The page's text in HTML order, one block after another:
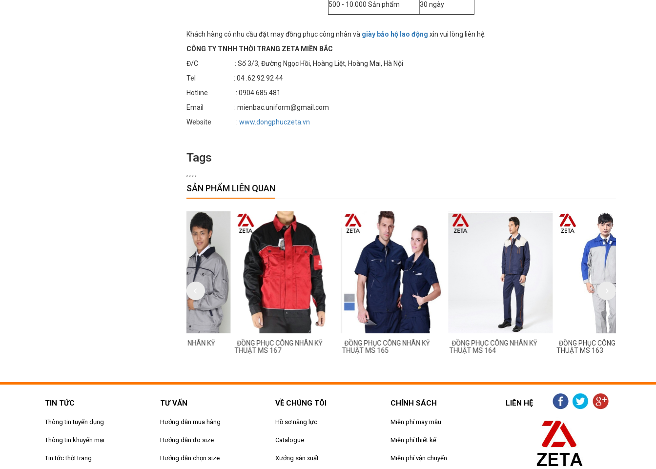
500 - 10.000 Sản phẩm
30 ngày
Khách hàng có nhu cầu đặt may đồng phục công nhân và giày bảo hộ lao động xin vui lòng liên hệ.
CÔNG TY TNHH THỜI TRANG ZETA MIỀN BẮC
Đ/C : Số 3/3, Đường Ngọc Hồi, Hoàng Liệt, Hoàng Mai, Hà Nội
Tel : 04 .62 92 92 44
Hotline : 0904.685.481
Email : mienbac.uniform@gmail.com
Website : www.dongphuczeta.vn
Tags
, , , ,
SẢN PHẨM LIÊN QUAN
ĐỒNG PHỤC CÔNG NHÂN KỸ
THUẬT MS 167
ĐỒNG PHỤC CÔNG NHÂN KỸ
THUẬT MS 165
ĐỒNG PHỤC CÔNG NHÂN KỸ
THUẬT MS 164
ĐỒNG PHỤC CÔNG NHÂN KỸ
THUẬT MS 163
TIN TỨC
Thông tin tuyển dụng
Thông tin khuyến mại
Tin tức thời trang
TƯ VẤN
Hướng dẫn mua hàng
Hướng dẫn đo size
Hướng dẫn chọn size
VỀ CHÚNG TÔI
Hồ sơ năng lực
Catalogue
Xưởng sản xuất
CHÍNH SÁCH
Miễn phí may mẫu
Miễn phí thiết kế
Miễn phí vận chuyển
LIÊN HỆ